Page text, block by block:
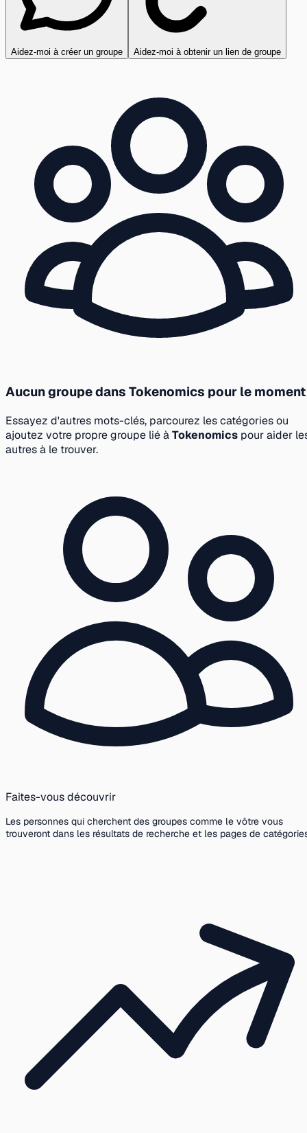
Aidez-moi à créer un groupe Aidez-moi à obtenir un lien de groupe
Aucun groupe dans Tokenomics pour le moment
Essayez d'autres mots-clés, parcourez les catégories ou
ajoutez votre propre groupe lié àTokenomics pour aider
autres à le trouver.
Faites-vous découvrir
Les personnes qui cherchent des groupes comme le vôtre vous
trouveront dans les résultats de recherche et les pages de